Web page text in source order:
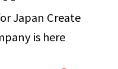
Japan Create
is here